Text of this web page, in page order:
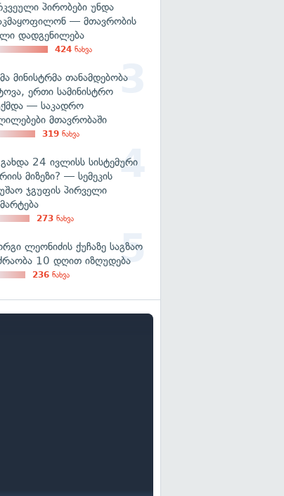
პირობები უნდა
— მთავრობის
დადგენილება
424 ნახვა
მინისტრმა თანამდებობა
ერთი სამინისტრო
— საკადრო
მთავრობაში
319 ნახვა
24 ივლისს სისტემური
მიზეზი? — სემეკის
ჯგუფის პირველი
273 ნახვა
ლეონიძის ქუჩაზე საგზაო
10 დღით იზღუდება
236 ნახვა